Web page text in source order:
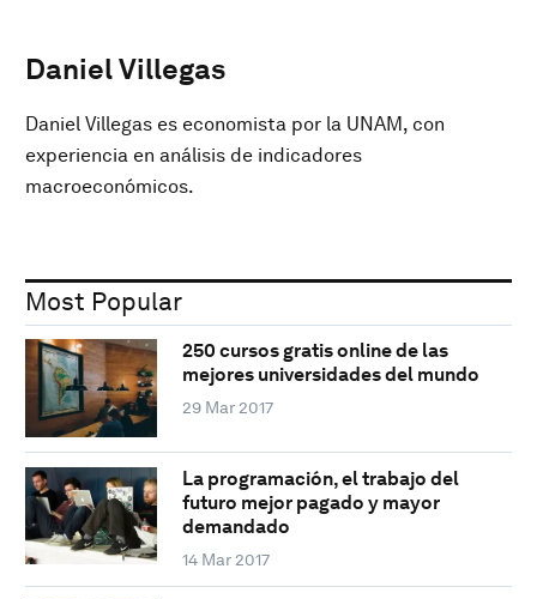
Daniel Villegas
Daniel Villegas es economista por la UNAM, con
experiencia en análisis de indicadores
macroeconómicos.
Most Popular
250 cursos gratis online de las
mejores universidades del mundo
29 Mar 2017
La programación, el trabajo del
futuro mejor pagado y mayor
demandado
14 Mar 2017